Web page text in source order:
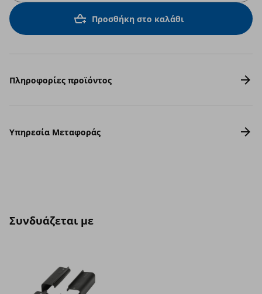
Προσθήκη στο καλάθι
Πληροφορίες προϊόντος
Υπηρεσία Μεταφοράς
Συνδυάζεται με